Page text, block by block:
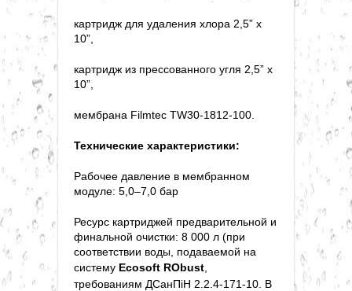
картридж для удаления хлора 2,5” x
10”,
картридж из прессованного угля 2,5” x
10”,
мембрана Filmtec TW30-1812-100.
Технические характеристики:
Рабочее давление в мембранном
модуле: 5,0–7,0 бар
Ресурс картриджей предварительной и
финальной очистки: 8 000 л (при
соответствии воды, подаваемой на
систему Ecosoft RObust
требованиям ДСанПіН 2.2.4-171-10. В